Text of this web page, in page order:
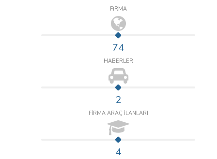
FİRMA
74
HABERLER
2
FİRMA ARAÇ İLANLARI
4